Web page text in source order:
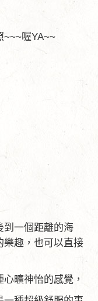
~~~喔YA~~
到一個距離的海
樂趣，也可以直接
曠神怡的感覺，